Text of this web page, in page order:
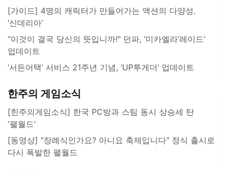
[가이드] 4명의 캐릭터가 만들어가는 액션의 다양성.
‘신데리아’
"이것이 결국 당신의 뜻입니까!" 던파, ‘미카엘라’레이드'
업데이트
‘서든어택’ 서비스 21주년 기념, ‘UP투게더’ 업데이트
한주의 게임소식
[힌주의게임소식] 한국 PC방과 스팀 동시 상승세 탄
'팰월드'
[동영상] "장례식인가요? 아니요 축제입니다" 정식 출시로
다시 폭발한 팰월드